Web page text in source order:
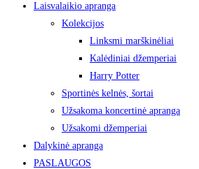
Laisvalaikio apranga
Kolekcijos
Linksmi marškinėliai
Kalėdiniai džemperiai
Harry Potter
Sportinės kelnės, šortai
Užsakoma koncertinė apranga
Užsakomi džemperiai
Dalykinė apranga
PASLAUGOS